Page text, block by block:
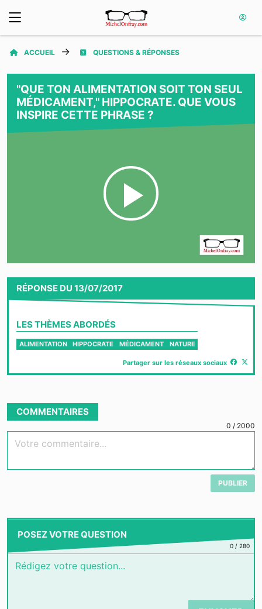
ACCUEIL QUESTIONS & RÉPONSES
"QUE TON ALIMENTATION SOIT TON SEUL
MÉDICAMENT," HIPPOCRATE. QUE VOUS
INSPIRE CETTE PHRASE ?
Play
Video
RÉPONSE DU 13/07/2017
LES THÈMES ABORDÉS
ALIMENTATION HIPPOCRATE MÉDICAMENT NATURE
Partager sur les réseaux sociaux
COMMENTAIRES
0 / 2000
Votre commentaire...
PUBLIER
POSEZ VOTRE QUESTION
0/ 280